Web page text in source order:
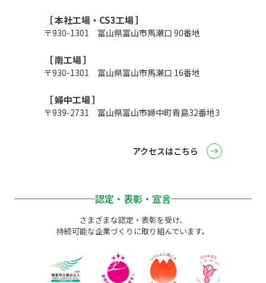
［ 本社工場・CS3工場 ］
〒930-1301 富山県富山市馬瀬口 90番地
［ 南工場 ］
〒930-1301 富山県富山市馬瀬口 16番地
［ 婦中工場 ］
〒939-2731 富山県富山市婦中町青島32番地3
アクセスはこちら
認定・表彰・宣言
さまざまな認定・表彰を受け、
持続可能な企業づくりに取り組んでいます。